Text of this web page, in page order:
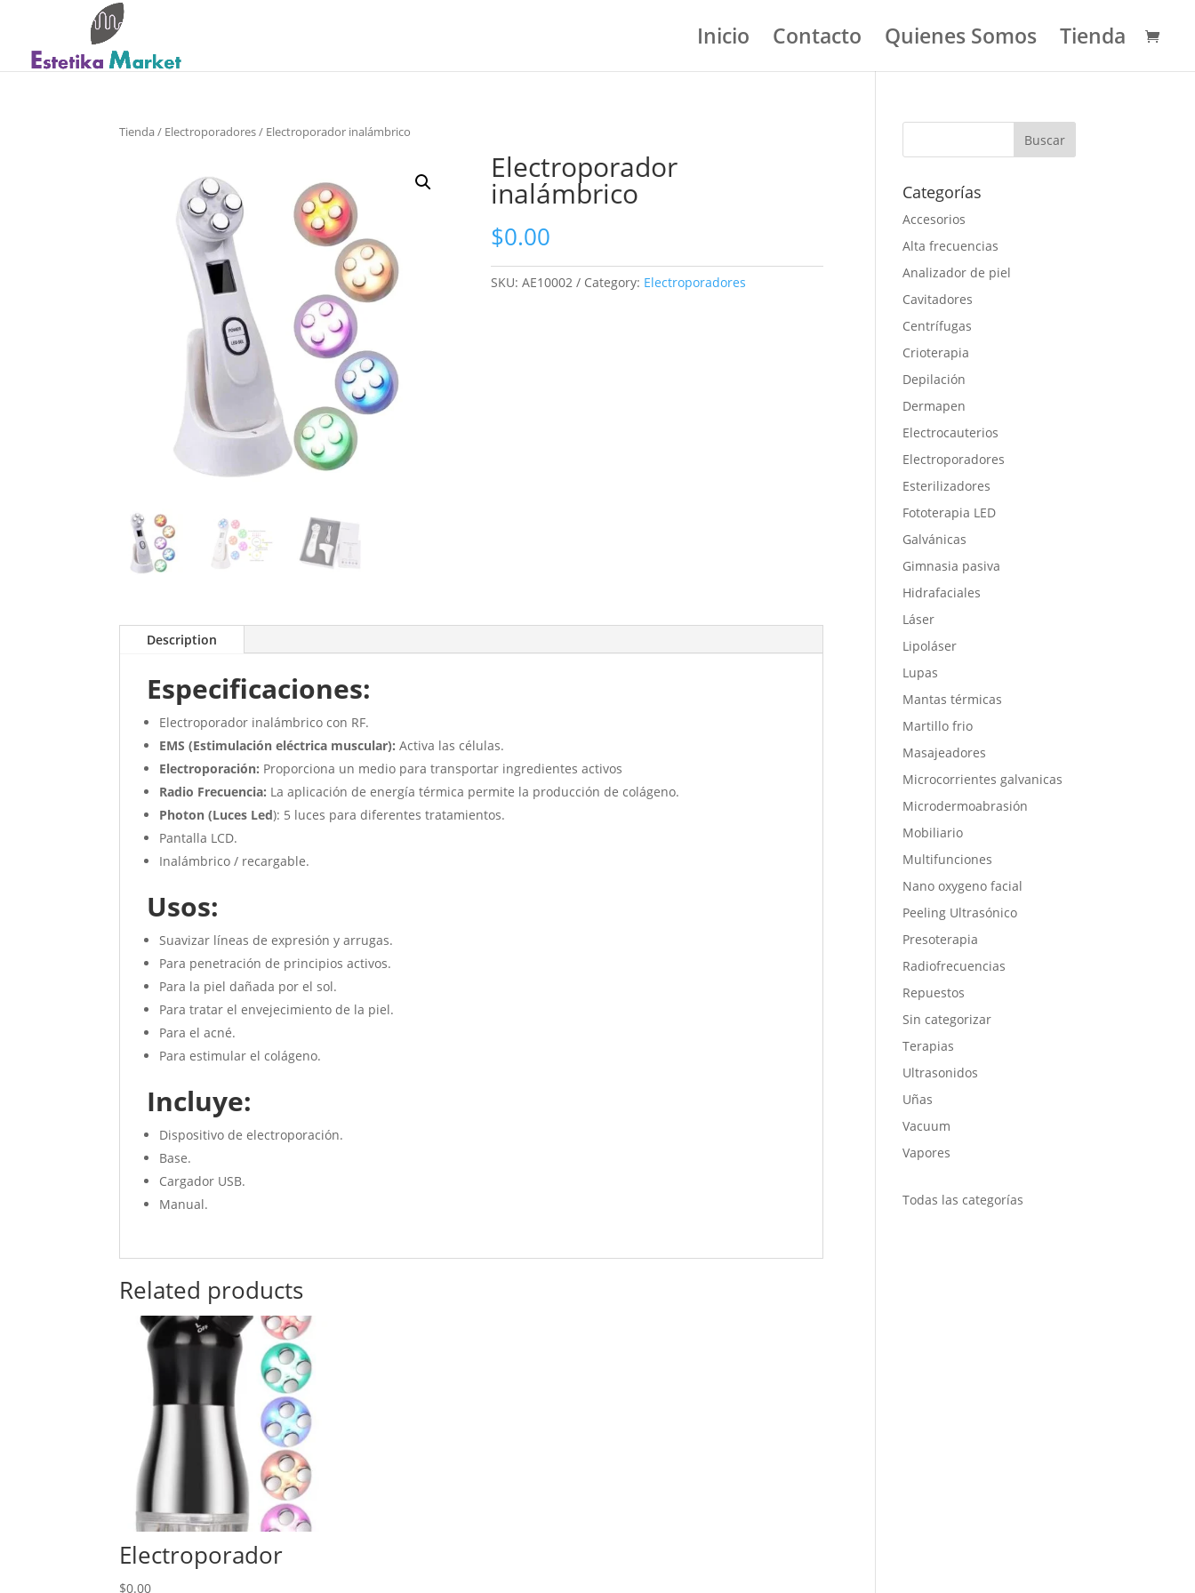
Inicio Contacto Quienes Somos Tienda
Tienda/ Electroporadores/ Electroporador inalámbrico
Electroporador
inalámbrico
$0.00
SKU: AE10002 Category: Electroporadores
Description
Especificaciones:
Electroporador inalámbrico con RF.
EMS (Estimulación eléctrica muscular):Activa las células.
Electroporación: Proporciona un medio para transportar ingredientes activos
Radio Frecuencia: La aplicación de energía térmica permite la producción de colágeno.
Photon (Luces Led): 5 luces para diferentes tratamientos.
Pantalla LCD.
Inalámbrico / recargable.
Usos:
Suavizar líneas de expresión y arrugas.
Para penetración de principios activos.
Para la piel dañada por el sol.
Para tratar el envejecimiento de la piel.
Para el acné.
Para estimular el colágeno.
Incluye:
Dispositivo de electroporación.
Base.
Cargador USB.
Manual.
Related products
Electroporador
$0.00
Categorías
Accesorios
Alta frecuencias
Analizador de piel
Cavitadores
Centrífugas
Crioterapia
Depilación
Dermapen
Electrocauterios
Electroporadores
Esterilizadores
Fototerapia LED
Galvánicas
Gimnasia pasiva
Hidrafaciales
Láser
Lipoláser
Lupas
Mantas térmicas
Martillo frio
Masajeadores
Microcorrientes galvanicas
Microdermoabrasión
Mobiliario
Multifunciones
Nano oxygeno facial
Peeling Ultrasónico
Presoterapia
Radiofrecuencias
Repuestos
Sin categorizar
Terapias
Ultrasonidos
Uñas
Vacuum
Vapores
Todas las categorías